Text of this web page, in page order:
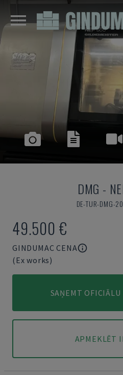
DMG -
DE-TUR-DMG-
49.500 €
GINDUMAC CENA
(Ex works)
SAŅEMT
APMEKLĒT